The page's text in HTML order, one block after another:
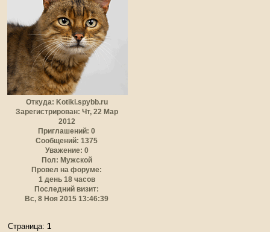
Откуда: Kotiki.spybb.ru
Зарегистрирован: Чт, 22 Мар
2012
Приглашений: 0
Сообщений: 1375
Уважение: 0
Пол: Мужской
Провел на форуме:
1 день 18 часов
Последний визит:
Вс, 8 Ноя 2015 13:46:39
Страница: 1